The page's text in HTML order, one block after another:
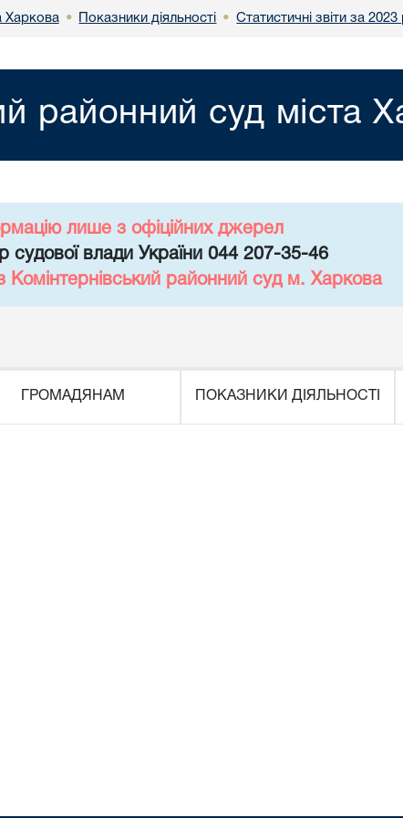
Харкова • Показники діяльності • Статистичні звіти за 2023
районний суд міста
лише з офіційних джерел
судової влади України 044 207-35-46
Комінтернівський районний суд м. Харкова
ГРОМАДЯНАМ ПОКАЗНИКИ ДІЯЛЬНОСТІ